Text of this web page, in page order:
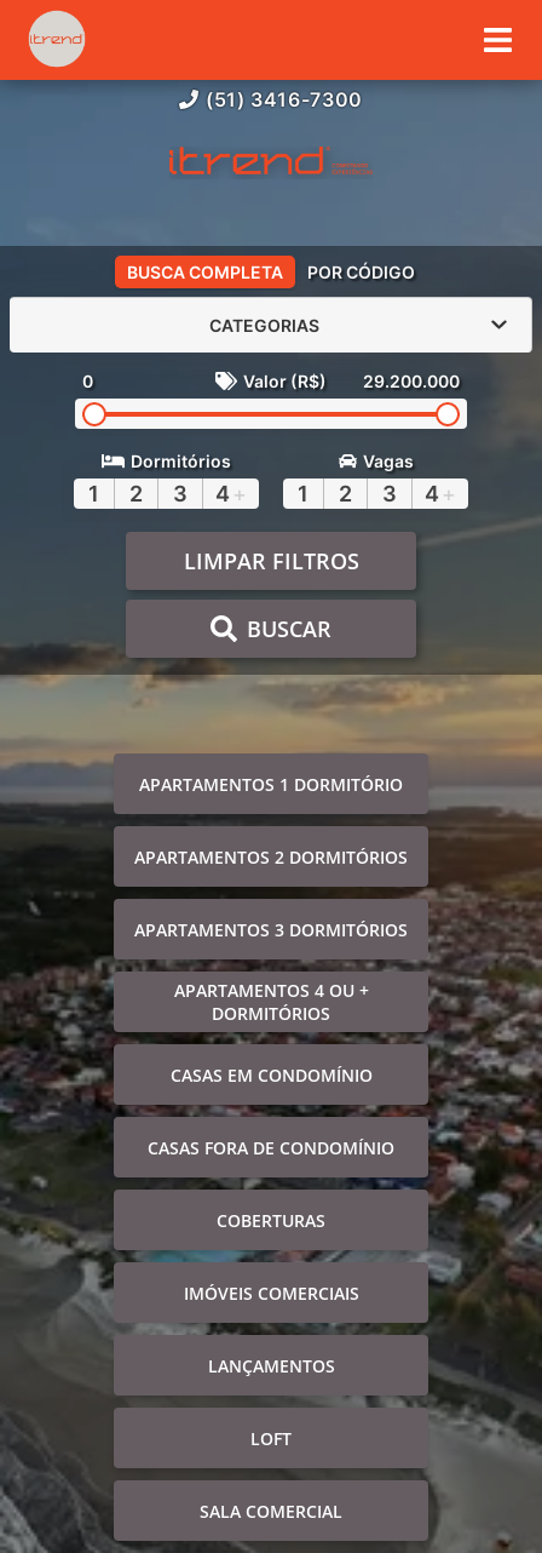
(51) 3416-7300
BUSCA COMPLETA POR CÓDIGO
CATEGORIAS
0 Valor (R$) 29.200.000
Dormitórios
1 2 3 4 +
Vagas
1 2 3 4 +
LIMPAR FILTROS
BUSCAR
APARTAMENTOS 1 DORMITÓRIO
APARTAMENTOS 2 DORMITÓRIOS
APARTAMENTOS 3 DORMITÓRIOS
APARTAMENTOS 4 OU +
DORMITÓRIOS
CASAS EM CONDOMÍNIO
CASAS FORA DE CONDOMÍNIO
COBERTURAS
IMÓVEIS COMERCIAIS
LANÇAMENTOS
LOFT
SALA COMERCIAL